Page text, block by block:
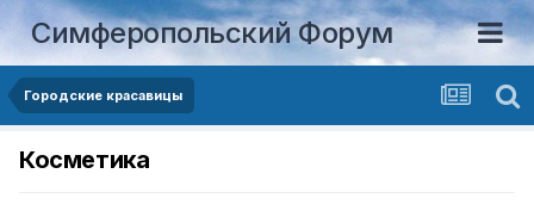
Симферопольский Форум
Городские красавицы
Косметика